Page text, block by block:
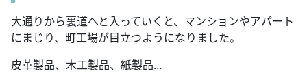
大通りから裏道へと入っていくと、マンションやアパート
にまじり、町工場が目立つようになりました。
皮革製品、木工製品、紙製品…